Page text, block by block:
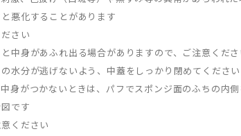
悪化することがあります
さい
中身があふれ出る場合がありますので、ご注意くださ
水分が逃げないよう、中蓋をしっかり閉めてください
身がつかないときは、パフでスポンジ面のふちの内
です
ください